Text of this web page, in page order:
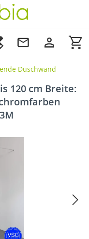
Duschwand
120 cm Breite: